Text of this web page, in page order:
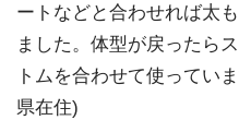
ートなどと合わせれば太
ました。体型が戻ったら
トムを合わせて使ってい
県在住)